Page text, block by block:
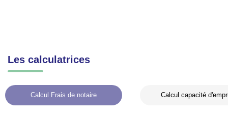
Les calculatrices
Calcul Frais de notaire Calcul capacité